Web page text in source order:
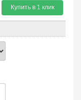
Купить в 1 клик